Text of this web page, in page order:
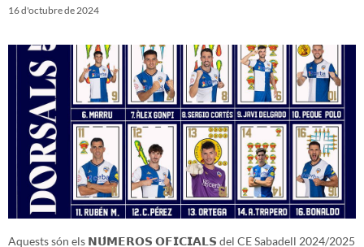
16 d'octubre de 2024
Aquests són els 𝗡𝗨́𝗠𝗘𝗥𝗢𝗦 𝗢𝗙𝗜𝗖𝗜𝗔𝗟𝗦 del CE Sabadell 2024/2025